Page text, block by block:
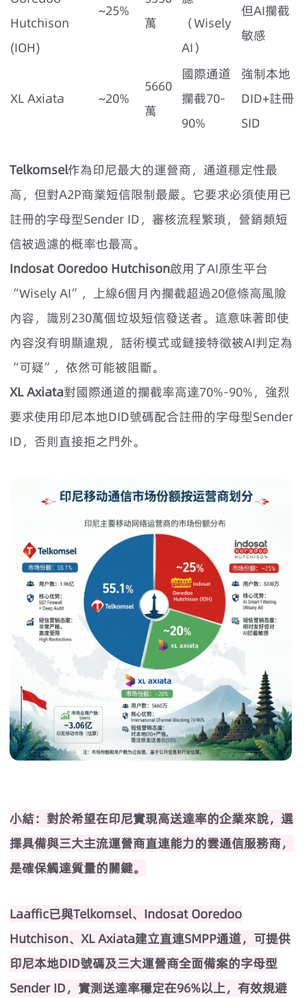
Hutchison
(IOH)
~25%
萬
（Wisely
AI）
但AI攔截
敏感
XL Axiata ~20%
5660
萬
國際通道
攔截70-
90%
強制本地
DID+註冊
SID
Telkomsel作為印尼最大的運營商，通道穩定性最
高，但對A2P商業短信限制最嚴。它要求必須使用已
註冊的字母型Sender ID，審核流程繁瑣，營銷類短
信被過濾的概率也最高。
Indosat Ooredoo Hutchison啟用了AI原生平台
“Wisely AI”，上線6個月內攔截超過20億條高風險
內容，識別230萬個垃圾短信發送者。這意味著即使
內容沒有明顯違規，話術模式或鏈接特徵被AI判定為
“可疑”，依然可能被阻斷。
XL Axiata對國際通道的攔截率高達70%-90%，強烈
要求使用印尼本地DID號碼配合註冊的字母型Sender
ID，否則直接拒之門外。
小結：對於希望在印尼實現高送達率的企業來說，選
擇具備與三大主流運營商直連能力的雲通信服務商，
是確保觸達質量的關鍵。
Laaffic已與Telkomsel、Indosat Ooredoo
Hutchison、XL Axiata建立直連SMPP通道，可提供
印尼本地DID號碼及三大運營商全面備案的字母型
Sender ID，實測送達率穩定在96%以上，有效規避